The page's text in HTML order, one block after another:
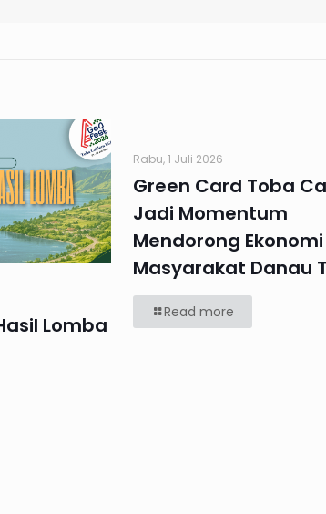
Lomba
Rabu, 1 Juli 2026
Green Card Toba
Jadi Momentum
Mendorong Ekonomi
Masyarakat Danau
Read more